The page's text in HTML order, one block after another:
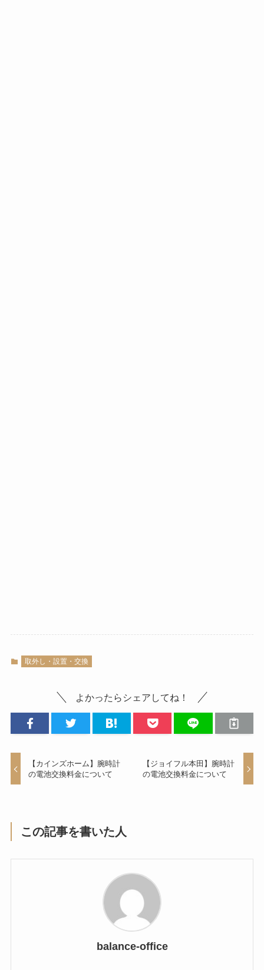
取外し・設置・交換
よかったらシェアしてね！
【カインズホーム】腕時計
の電池交換料金について
【ジョイフル本田】腕時計
の電池交換料金について
この記事を書いた人
balance-office